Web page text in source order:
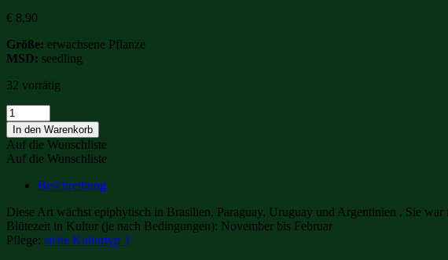
€ 8,90
Größe: erwachsene Pflanze
MSD: seedling
32 vorrätig
Tillandsia
recurvifolia
Menge
In den Warenkorb
Auf die Wunschliste
Auf die Wunschliste
Beschreibung
Diese Art wächst epiphytisch in Brasilien, Paraguay, Uruguay und Argentinien . Sie
Blütezeit in Kultur (je nach Bedingungen): November bis Februar
Pflege: siehe Kulturtyp 3